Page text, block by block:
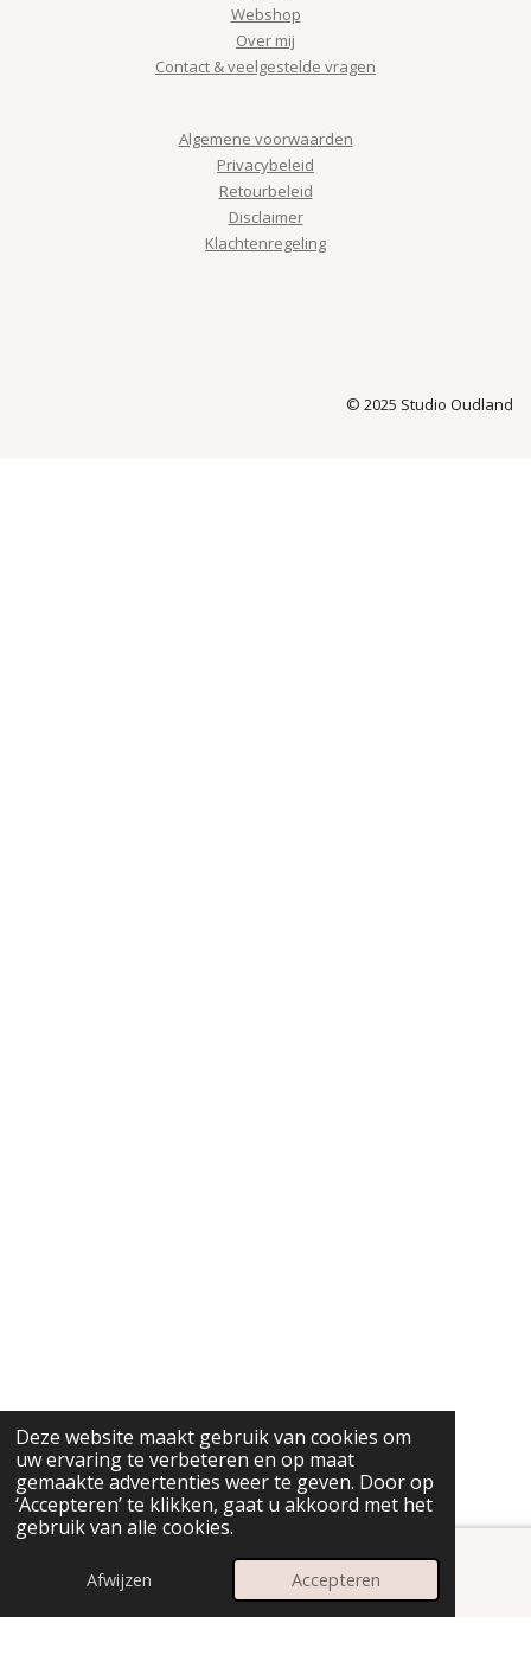
Deze website maakt gebruik van cookies om
uw ervaring te verbeteren en op maat
gemaakte advertenties weer te geven. Door op
‘Accepteren’ te klikken, gaat u akkoord met het
gebruik van alle cookies.
Afwijzen Accepteren
Webshop
Over mij
Contact & veelgestelde vragen
Algemene voorwaarden
Privacybeleid
Retourbeleid
Disclaimer
Klachtenregeling
© 2025 Studio Oudland
E-mailadres